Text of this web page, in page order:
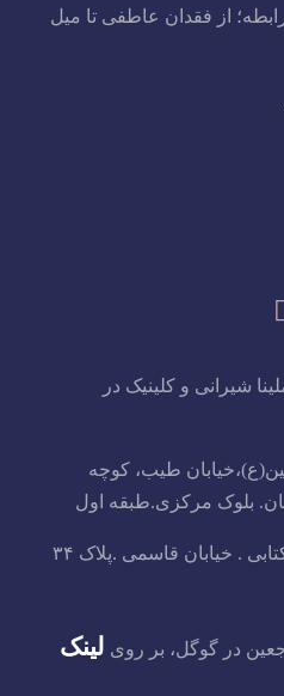
از فقدان عاطفی تا میل
شیرانی و کلینیک در
طیب، کوچه
تهران ، قیطریه .خیابان کتابی . خیابان قاسمی .پلاک ۳۴
در گوگل، بر روی لینک